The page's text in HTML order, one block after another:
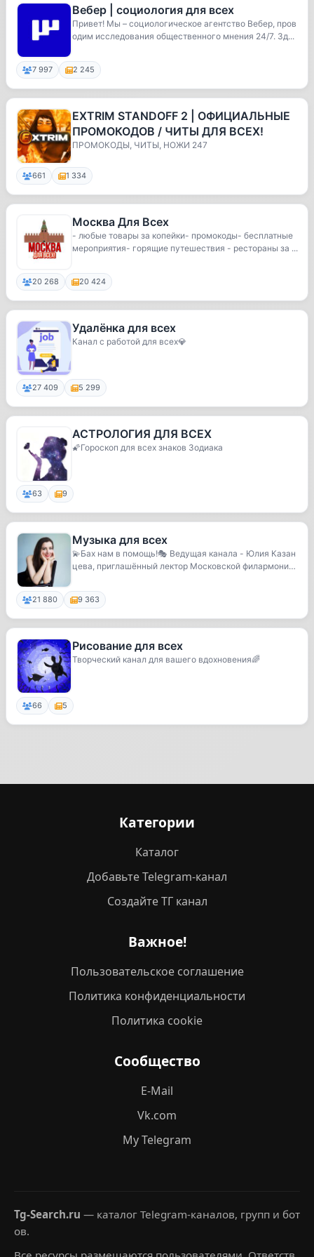
Вебер | социология для всех
Привет! Мы – социологическое агентство Вебер, пров
одим исследования общественного мнения 24/7. Зд...
7 997 2 245
EXTRIM STANDOFF 2 | ОФИЦИАЛЬНЫЕ
ПРОМОКОДОВ / ЧИТЫ ДЛЯ ВСЕХ!
ПРОМОКОДЫ, ЧИТЫ, НОЖИ 247
661 1 334
Москва Для Всех
- любые товары за копейки- промокоды- бесплатные
мероприятия- горящие путешествия - рестораны за ...
20 268 20 424
Удалёнка для всех
Канал с работой для всех💎
27 409 5 299
АСТРОЛОГИЯ ДЛЯ ВСЕХ
🌠Гороскоп для всех знаков Зодиака
63 9
Музыка для всех
💫Бах нам в помощь!🎭 Ведущая канала - Юлия Казан
цева, приглашённый лектор Московской филармонии
21 880 9 363
Рисование для всех
Творческий канал для вашего вдохновения🌈
66 5
Категории
Каталог
Добавьте Telegram-канал
Создайте ТГ канал
Важное!
Пользовательское соглашение
Политика конфиденциальности
Политика cookie
Сообщество
E-Mail
Vk.com
My Telegram
Tg-Search.ru — каталог Telegram-каналов, групп и бот
ов.